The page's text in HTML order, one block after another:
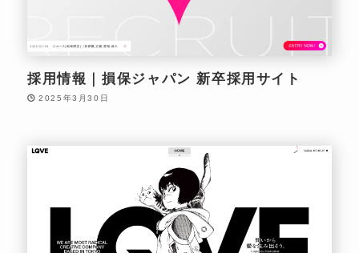
採用情報｜損保ジャパン 新卒採用サイト
2025年3月30日